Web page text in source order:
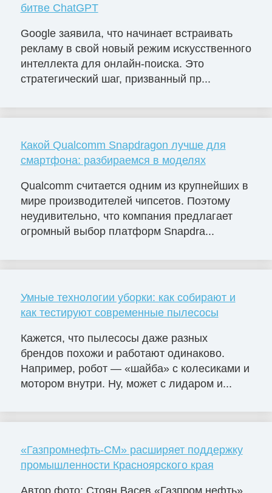
битве ChatGPT
Google заявила, что начинает встраивать
рекламу в свой новый режим искусственного
интеллекта для онлайн-поиска. Это
стратегический шаг, призванный пр...
Какой Qualcomm Snapdragon лучше для
смартфона: разбираемся в моделях
Qualcomm считается одним из крупнейших в
мире производителей чипсетов. Поэтому
неудивительно, что компания предлагает
огромный выбор платформ Snapdra...
Умные технологии уборки: как собирают и
как тестируют современные пылесосы
Кажется, что пылесосы даже разных
брендов похожи и работают одинаково.
Например, робот — «шайба» с колесиками и
мотором внутри. Ну, может с лидаром и...
«Газпромнефть-СМ» расширяет поддержку
промышленности Красноярского края
Автор фото: Стоян Васев «Газпром нефть»